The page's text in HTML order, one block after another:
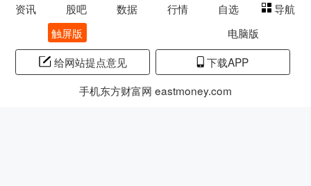
资讯 股吧 数据 行情 自选
导航
触屏版
电脑版
给网站提点意见
下载APP
手机东方财富网 eastmoney.com